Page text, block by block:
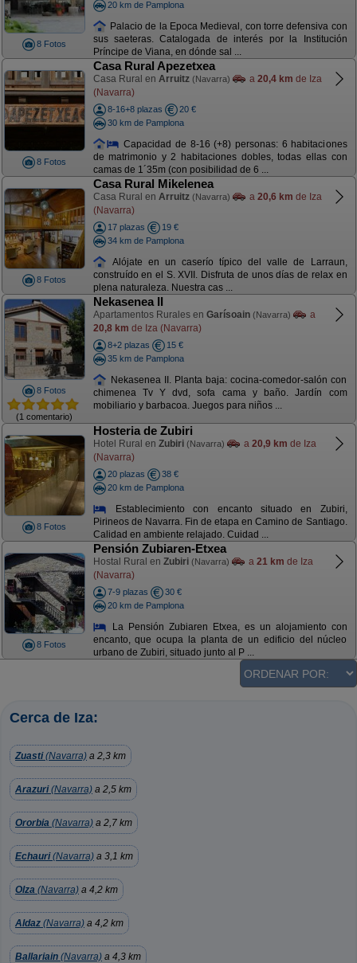
8 Fotos
20 km de Pamplona
Palacio de la Epoca Medieval, con torre defensiva con
sus saeteras. Catalogada de interés por la Institución
Príncipe de Viana, en dónde sal ...
8 Fotos
Casa Rural Apezetxea
Casa Rural en Arruitz (Navarra) a 20,4 km de Iza
(Navarra)
8-16+8 plazas
20 €
30 km de Pamplona
Capacidad de 8-16 (+8) personas: 6 habitaciones
de matrimonio y 2 habitaciones dobles, todas ellas con
camas de 1´35m (con posibilidad de 6 ...
8 Fotos
Casa Rural Mikelenea
Casa Rural en Arruitz (Navarra) a 20,6 km de Iza
(Navarra)
17 plazas
19 €
34 km de Pamplona
Alójate en un caserío típico del valle de Larraun,
construído en el S. XVII. Disfruta de unos días de relax en
plena naturaleza. Nuestra cas ...
8 Fotos
(1 comentario)
Nekasenea II
Apartamentos Rurales en Garísoain (Navarra)
a
20,8 km de Iza (Navarra)
8+2 plazas
15 €
35 km de Pamplona
Nekasenea II. Planta baja: cocina-comedor-salón con
chimenea Tv Y dvd, sofa cama y baño. Jardín com
mobiliario y barbacoa. Juegos para niños ...
8 Fotos
Hosteria de Zubiri
Hotel Rural en Zubiri (Navarra) a 20,9 km de Iza
(Navarra)
20 plazas
38 €
20 km de Pamplona
Establecimiento con encanto situado en Zubiri,
Pirineos de Navarra. Fin de etapa en Camino de Santiago.
Calidad en ambiente relajado. Cuidad ...
8 Fotos
Pensión Zubiaren-Etxea
Hostal Rural en Zubiri (Navarra) a 21 km de Iza
(Navarra)
7-9 plazas
30 €
20 km de Pamplona
La Pensión Zubiaren Etxea, es un alojamiento con
encanto, que ocupa la planta de un edificio del núcleo
urbano de Zubiri, situado junto al P ...
Cerca de Iza:
Zuasti(Navarra) a 2,3 km
Arazuri(Navarra) a 2,5 km
Ororbia (Navarra) a 2,7 km
Echauri(Navarra) a 3,1 km
Olza (Navarra) a 4,2 km
Aldaz (Navarra) a 4,2 km
Ballariain (Navarra) a 4,3 km